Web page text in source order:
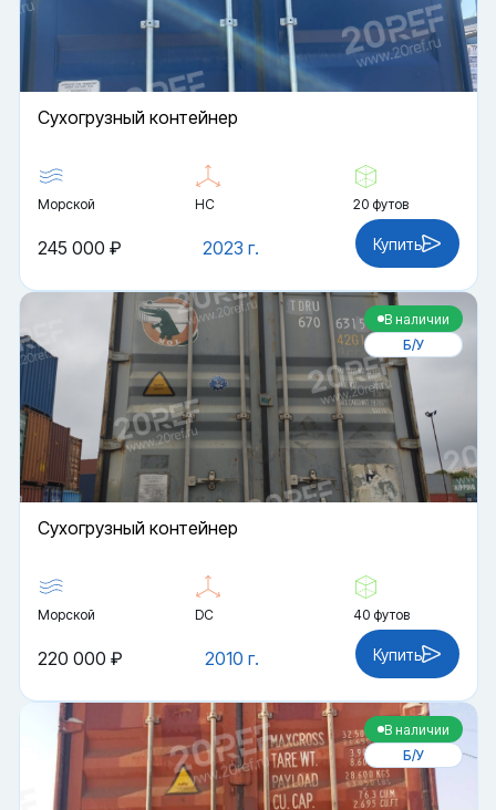
Cухогрузный контейнер
Морской HC 20 футов
2023 г.
245 000 ₽ Купить
В наличии
Б/У
Cухогрузный контейнер
Морской DC 40 футов
2010 г.
220 000 ₽ Купить
В наличии
Б/У